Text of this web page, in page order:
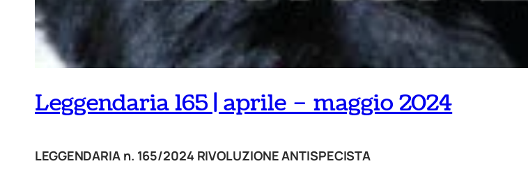
Leggendaria 165 | aprile – maggio 2024
LEGGENDARIA n. 165/2024 RIVOLUZIONE ANTISPECISTA